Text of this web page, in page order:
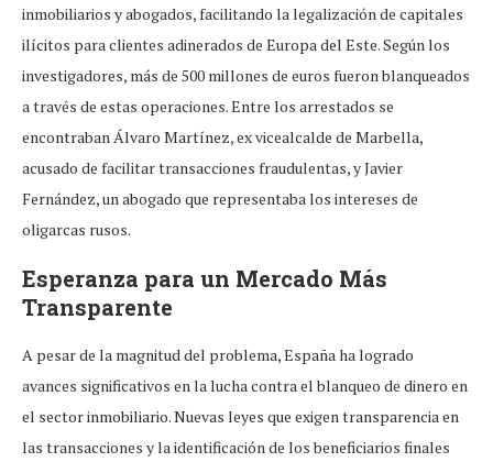
inmobiliarios y abogados, facilitando la legalización de capitales
ilícitos para clientes adinerados de Europa del Este. Según los
investigadores, más de 500 millones de euros fueron blanqueados
a través de estas operaciones. Entre los arrestados se
encontraban Álvaro Martínez, ex vicealcalde de Marbella,
acusado de facilitar transacciones fraudulentas, y Javier
Fernández, un abogado que representaba los intereses de
oligarcas rusos.
Esperanza para un Mercado Más
Transparente
A pesar de la magnitud del problema, España ha logrado
avances significativos en la lucha contra el blanqueo de dinero en
el sector inmobiliario. Nuevas leyes que exigen transparencia en
las transacciones y la identificación de los beneficiarios finales